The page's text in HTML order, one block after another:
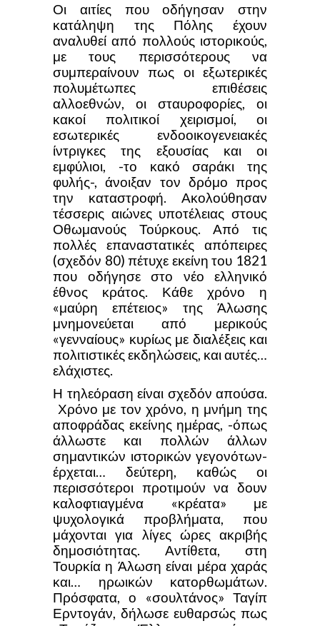
Οι αιτίες που οδήγησαν στην
κατάληψη της Πόλης έχουν
αναλυθεί από πολλούς ιστορικούς,
με τους περισσότερους να
συμπεραίνουν πως οι εξωτερικές
πολυμέτωπες επιθέσεις
αλλοεθνών, οι σταυροφορίες, οι
κακοί πολιτικοί χειρισμοί, οι
εσωτερικές ενδοοικογενειακές
ίντριγκες της εξουσίας και οι
εμφύλιοι, -το κακό σαράκι της
φυλής-, άνοιξαν τον δρόμο προς
την καταστροφή. Ακολούθησαν
τέσσερις αιώνες υποτέλειας στους
Οθωμανούς Τούρκους. Από τις
πολλές επαναστατικές απόπειρες
(σχεδόν 80) πέτυχε εκείνη του 1821
που οδήγησε στο νέο ελληνικό
έθνος κράτος. Κάθε χρόνο η
«μαύρη επέτειος» της Άλωσης
μνημονεύεται από μερικούς
«γενναίους» κυρίως με διαλέξεις και
πολιτιστικές εκδηλώσεις, και αυτές…
ελάχιστες.
Η τηλεόραση είναι σχεδόν απούσα.
Χρόνο με τον χρόνο, η μνήμη της
αποφράδας εκείνης ημέρας, -όπως
άλλωστε και πολλών άλλων
σημαντικών ιστορικών γεγονότων-
έρχεται… δεύτερη, καθώς οι
περισσότεροι προτιμούν να δουν
καλοφτιαγμένα «κρέατα» με
ψυχολογικά προβλήματα, που
μάχονται για λίγες ώρες ακριβής
δημοσιότητας. Αντίθετα, στη
Τουρκία η Άλωση είναι μέρα χαράς
και… ηρωικών κατορθωμάτων.
Πρόσφατα, ο «σουλτάνος» Ταγίπ
Ερντογάν, δήλωσε ευθαρσώς πως